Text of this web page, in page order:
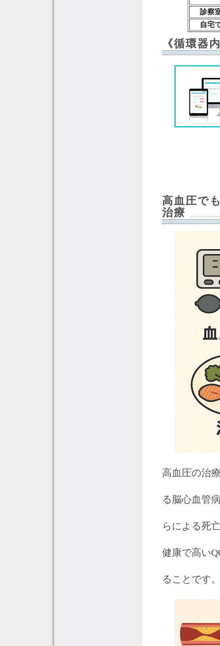
診察
自宅
《循環器
高血圧で
治療
高血圧の治
る脳心血管
らによる死
健康で高い
ることです